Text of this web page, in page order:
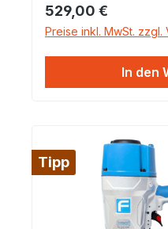
BECK Fastener
möglichen
Holzzäune-
kombiniert
Geschwindigkeit
Befestigung. Das
wurde speziell für
Regulärer Preis:
529,00 €
Preise inkl. MwSt. zzgl.
In den
Tipp